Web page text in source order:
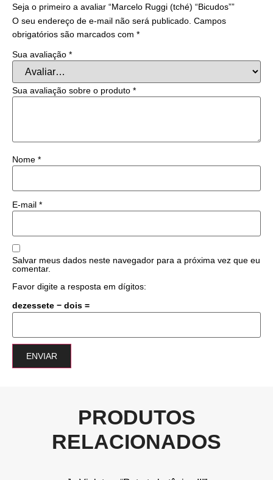
Seja o primeiro a avaliar “Marcelo Ruggi (tché) “Bicudos””
O seu endereço de e-mail não será publicado. Campos
obrigatórios são marcados com *
Sua avaliação *
Sua avaliação sobre o produto *
Nome *
E-mail *
Salvar meus dados neste navegador para a próxima vez que eu
comentar.
Favor digite a resposta em dígitos:
dezessete − dois =
PRODUTOS
RELACIONADOS